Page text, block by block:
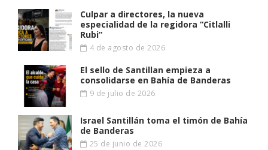
Culpar a directores, la nueva
especialidad de la regidora “Citlalli
Rubi”
4 de agosto de 2026
El sello de Santillan empieza a
consolidarse en Bahía de Banderas
9 de julio de 2026
Israel Santillán toma el timón de Bahía
de Banderas
25 de junio de 2026